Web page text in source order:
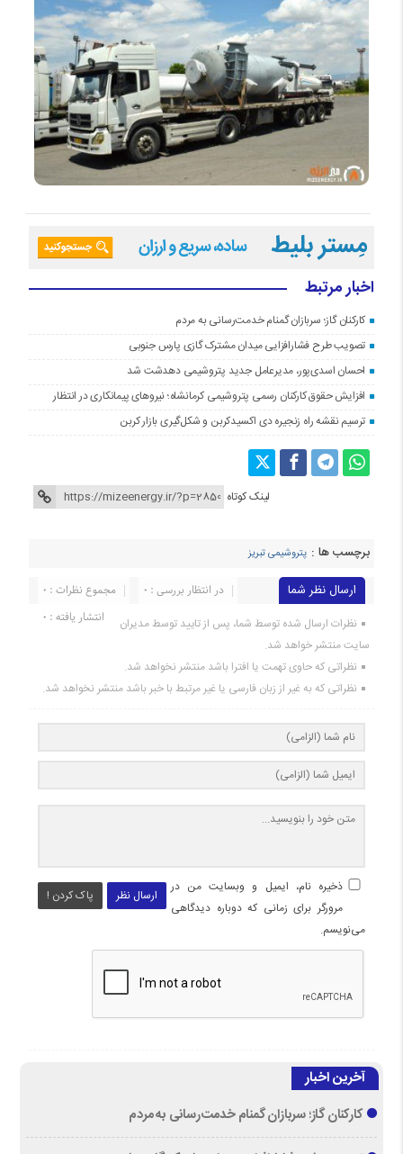
اخبار مرتبط
کارکنان گاز؛ سربازان گمنام خدمت‌رسانی به مردم
تصویب طرح فشارافزایی میدان مشترک گازی پارس جنوبی
احسان اسدی‌پور، مدیرعامل جدید پتروشیمی دهدشت شد
افزایش حقوق کارکنان رسمی پتروشیمی کرمانشاه؛ نیروهای پیمانکاری در انتظار
ترسیم نقشه راه زنجیره دی اکسیدکربن و شکل‌گیری بازار کربن
لینک کوتاه
برچسب ها : پتروشیمی تبریز
ارسال نظر شما مجموع نظرات : 0
در انتظار بررسی : 0
انتشار یافته : 0
نظرات ارسال شده توسط شما، پس از تایید توسط مدیران
سایت منتشر خواهد شد.
نظراتی که حاوی تهمت یا افترا باشد منتشر نخواهد شد.
نظراتی که به غیر از زبان فارسی یا غیر مرتبط با خبر باشد منتشر نخواهد شد.
ارسال نظر پاک کردن !
ذخیره نام، ایمیل و وبسایت من در
مرورگر برای زمانی که دوباره دیدگاهی
می‌نویسم.
آخرین اخبار
کارکنان گاز؛ سربازان گمنام خدمت‌رسانی به مردم